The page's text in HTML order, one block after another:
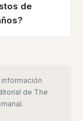
de
de The